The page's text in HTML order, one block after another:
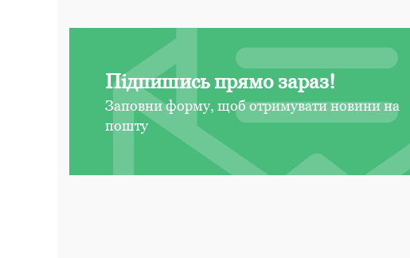
Підпишись прямо зараз!
Заповни форму, щоб отримувати новини на
пошту